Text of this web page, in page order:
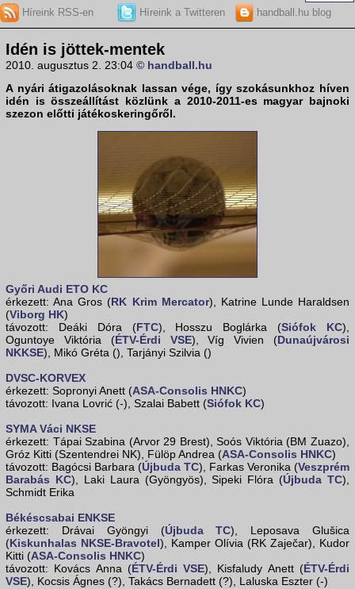
Híreink RSS-en Híreink a Twitteren handball.hu blog
Idén is jöttek-mentek
2010. augusztus 2. 23:04 © handball.hu
A nyári átigazolásoknak lassan vége, így szokásunkhoz híven
idén is összeállítást közlünk a 2010-2011-es magyar bajnoki
szezon előtti játékoskeringőről.
Győri Audi ETO KC
érkezett: Ana Gros (RK Krim Mercator), Katrine Lunde Haraldsen
(Viborg HK)
távozott: Deáki Dóra (FTC), Hosszu Boglárka (Siófok KC),
Oguntoye Viktória (ÉTV-Érdi VSE), Víg Vivien (Dunaújvárosi
NKKSE), Mikó Gréta (), Tarjányi Szilvia ()
DVSC-KORVEX
érkezett: Sopronyi Anett (ASA-Consolis HNKC)
távozott: Ivana Lovrić (-), Szalai Babett (Siófok KC)
SYMA Váci NKSE
érkezett: Tápai Szabina (Arvor 29 Brest), Soós Viktória (BM Zuazo),
Gróz Kitti (Szentendrei NK), Fülöp Andrea (ASA-Consolis HNKC)
távozott: Bagócsi Barbara (Újbuda TC), Farkas Veronika (Veszprém
Barabás KC), Laki Laura (Gyöngyös), Sipeki Flóra (Újbuda TC),
Schmidt Erika
Békéscsabai ENKSE
érkezett: Drávai Gyöngyi (Újbuda TC), Leposava Glušica
(Kiskunhalas NKSE-Bravotel), Kamper Olívia (RK Zaječar), Kudor
Kitti (ASA-Consolis HNKC)
távozott: Kovács Anna (ÉTV-Érdi VSE), Kisfaludy Anett (ÉTV-Érdi
VSE), Kocsis Ágnes (?), Takács Bernadett (?), Laluska Eszter (-)